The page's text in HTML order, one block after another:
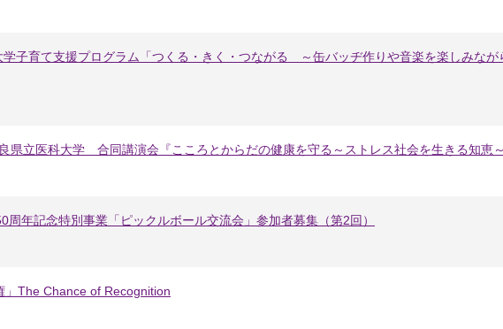
学子育て支援プログラム「つくる・きく・つながる ～缶バッヂ作りや音楽を楽しみなが
県立医科大学 合同講演会『こころとからだの健康を守る～ストレス社会を生きる知恵～
周年記念特別事業「ピックルボール交流会」参加者募集（第2回）
」The Chance of Recognition